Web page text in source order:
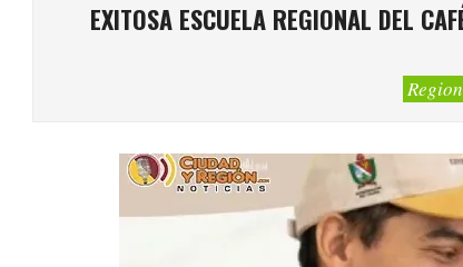
EXITOSA ESCUELA REGIONAL DEL